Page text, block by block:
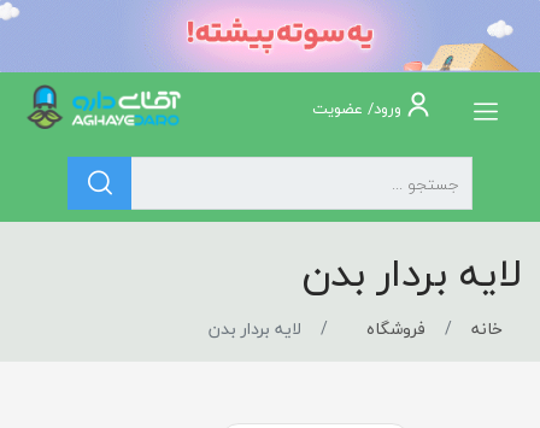
ورود/ عضویت
لایه بردار بدن
خانه فروشگاه لایه بردار بدن